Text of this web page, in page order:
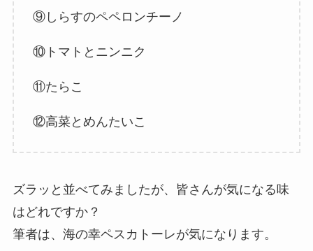
⑨しらすのペペロンチーノ
⑩トマトとニンニク
⑪たらこ
⑫高菜とめんたいこ
ズラッと並べてみましたが、皆さんが気になる味
はどれですか？
筆者は、海の幸ペスカトーレが気になります。